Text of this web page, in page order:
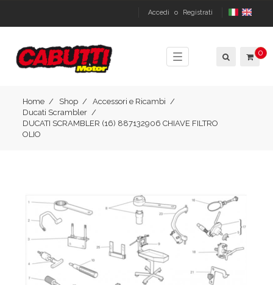
Accedi o Registrati
Toggle
navigation
0
Home Shop
Accessori e Ricambi
Ducati Scrambler
DUCATI SCRAMBLER (16) 887132906 CHIAVE FILTRO
OLIO